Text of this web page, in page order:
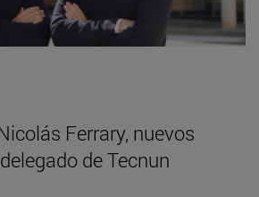
Ferrary, nuevos
de Tecnun